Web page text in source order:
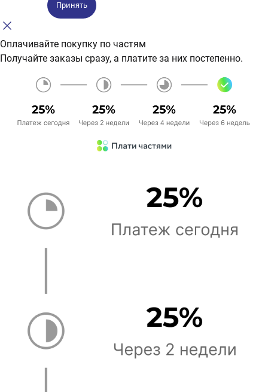
Принять
Оплачивайте покупку по частям
Получайте заказы сразу, а платите за них постепенно.